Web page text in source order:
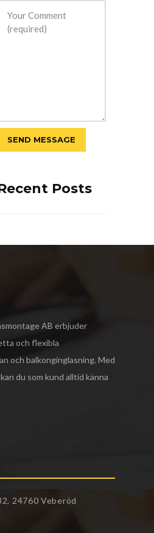
Posts
AB erbjuder
och flexibla
och balkonginglasning. Med
du som kund alltid känna
24760 Veberöd